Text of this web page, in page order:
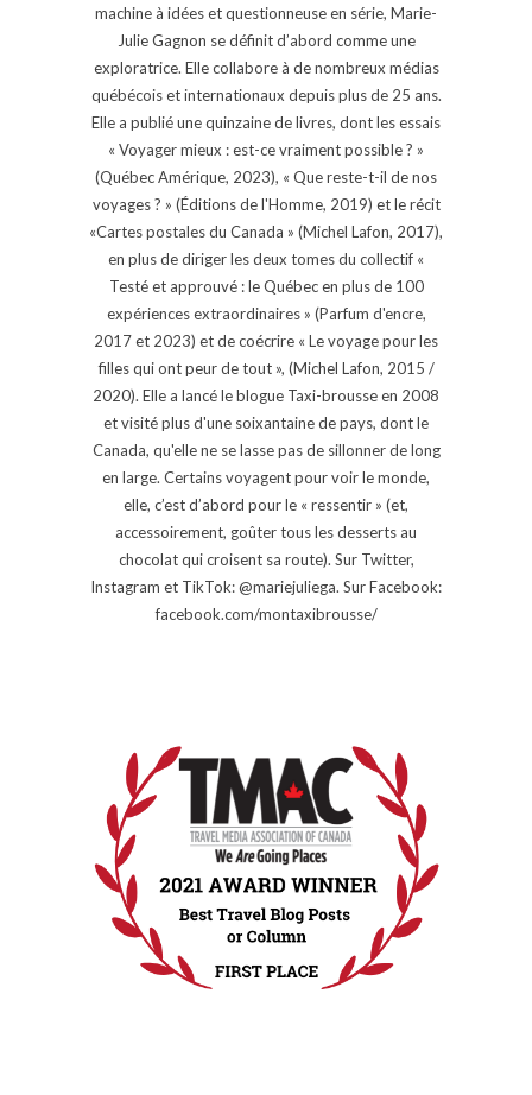
machine à idées et questionneuse en série, Marie-
Julie Gagnon se définit d’abord comme une
exploratrice. Elle collabore à de nombreux médias
québécois et internationaux depuis plus de 25 ans.
Elle a publié une quinzaine de livres, dont les essais
« Voyager mieux : est-ce vraiment possible ? »
(Québec Amérique, 2023), « Que reste-t-il de nos
voyages ? » (Éditions de l'Homme, 2019) et le récit
«Cartes postales du Canada » (Michel Lafon, 2017),
en plus de diriger les deux tomes du collectif «
Testé et approuvé : le Québec en plus de 100
expériences extraordinaires » (Parfum d'encre,
2017 et 2023) et de coécrire « Le voyage pour les
filles qui ont peur de tout », (Michel Lafon, 2015 /
2020). Elle a lancé le blogue Taxi-brousse en 2008
et visité plus d'une soixantaine de pays, dont le
Canada, qu'elle ne se lasse pas de sillonner de long
en large. Certains voyagent pour voir le monde,
elle, c’est d’abord pour le « ressentir » (et,
accessoirement, goûter tous les desserts au
chocolat qui croisent sa route). Sur Twitter,
Instagram et TikTok: @mariejuliega. Sur Facebook:
facebook.com/montaxibrousse/